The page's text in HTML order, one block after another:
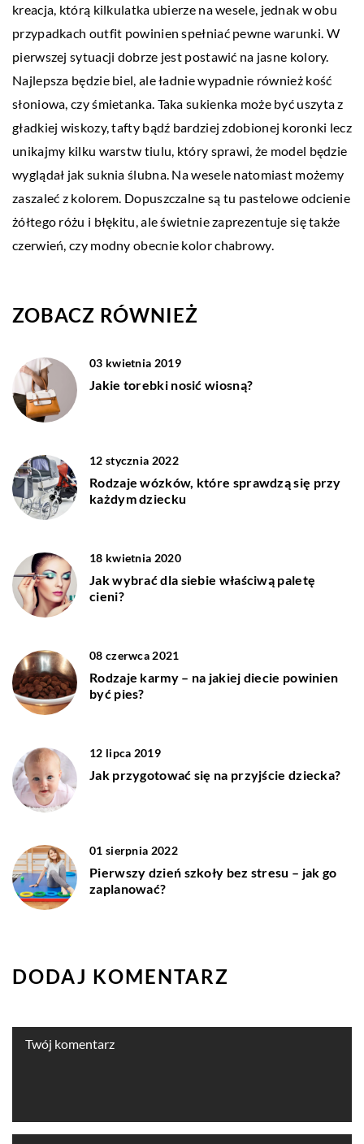
kreacja, którą kilkulatka ubierze na wesele, jednak w obu
przypadkach outfit powinien spełniać pewne warunki. W
pierwszej sytuacji dobrze jest postawić na jasne kolory.
Najlepsza będzie biel, ale ładnie wypadnie również kość
słoniowa, czy śmietanka. Taka sukienka może być uszyta z
gładkiej wiskozy, tafty bądź bardziej zdobionej koronki lecz
unikajmy kilku warstw tiulu, który sprawi, że model będzie
wyglądał jak suknia ślubna. Na wesele natomiast możemy
zaszaleć z kolorem. Dopuszczalne są tu pastelowe odcienie
żółtego różu i błękitu, ale świetnie zaprezentuje się także
czerwień, czy modny obecnie kolor chabrowy.
ZOBACZ RÓWNIEŻ
03 kwietnia 2019
Jakie torebki nosić wiosną?
12 stycznia 2022
Rodzaje wózków, które sprawdzą się przy
każdym dziecku
18 kwietnia 2020
Jak wybrać dla siebie właściwą paletę
cieni?
08 czerwca 2021
Rodzaje karmy – na jakiej diecie powinien
być pies?
12 lipca 2019
Jak przygotować się na przyjście dziecka?
01 sierpnia 2022
Pierwszy dzień szkoły bez stresu – jak go
zaplanować?
DODAJ KOMENTARZ